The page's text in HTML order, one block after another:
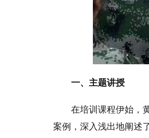
一、主题讲授
在培训课程伊始，
案例，深入浅出地阐述